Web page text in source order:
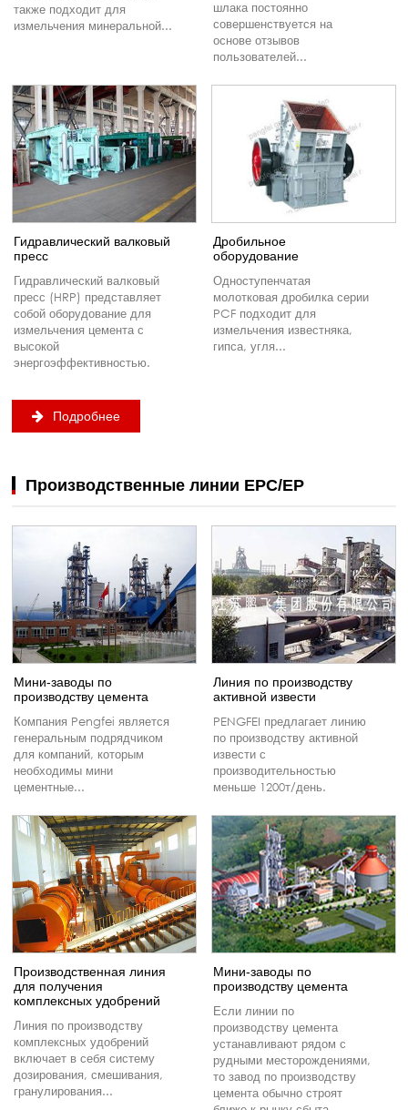
также подходит для
измельчения минеральной...
шлака постоянно
совершенствуется на
основе отзывов
пользователей...
Гидравлический валковый
пресс
Гидравлический валковый
пресс (HRP) представляет
собой оборудование для
измельчения цемента с
высокой
энергоэффективностью.
Дробильное
оборудование
Одноступенчатая
молотковая дробилка серии
PCF подходит для
измельчения известняка,
гипса, угля...
Подробнее
Производственные линии EPC/EP
Мини-заводы по
производству цемента
Компания Pengfei является
генеральным подрядчиком
для компаний, которым
необходимы мини
цементные...
Линия по производству
активной извести
PENGFEI предлагает линию
по производству активной
извести с
производительностью
меньше 1200т/день.
Производственная линия
для получения
комплексных удобрений
Линия по производству
комплексных удобрений
включает в себя систему
дозирования, смешивания,
гранулирования...
Мини-заводы по
производству цемента
Если линии по
производству цемента
устанавливают рядом с
рудными месторождениями,
то завод по производству
цемента обычно строят